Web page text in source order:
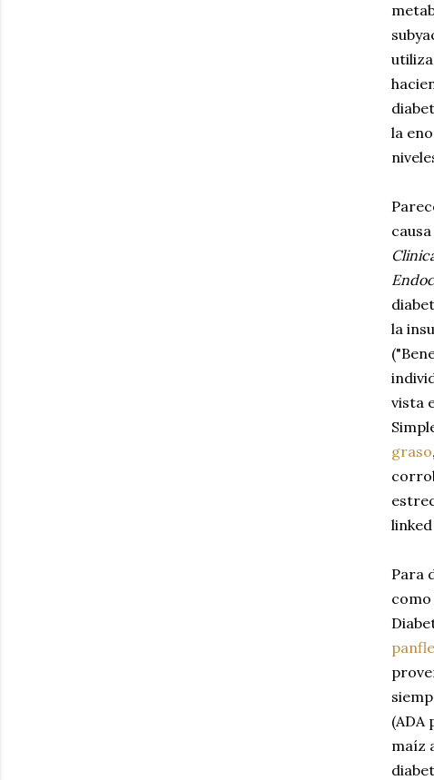
la
la
vista
graso
Para
(ADA
maíz